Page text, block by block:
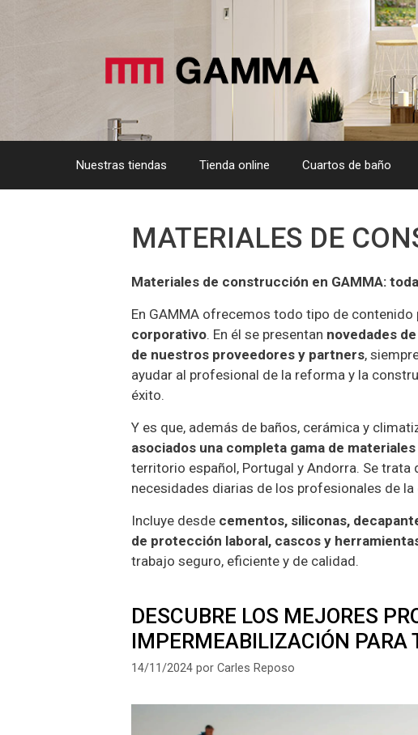
Nuestras tiendas Tienda online Cuartos de baño
MATERIALES DE
Materiales de construcción en GAMMA:
En GAMMA ofrecemos todo tipo de
corporativo. En él se presentan novedades
de nuestros proveedores y partners,
ayudar al profesional de la reforma y la
éxito.
Y es que, además de baños, cerámica y
asociados una completa gama de
territorio español, Portugal y Andorra. Se trata
necesidades diarias de los profesionales de la
Incluye desde cementos, siliconas,
de protección laboral, cascos y
trabajo seguro, eficiente y de calidad.
DESCUBRE LOS MEJORES
IMPERMEABILIZACIÓN PARA
14/11/2024 por Carles Reposo